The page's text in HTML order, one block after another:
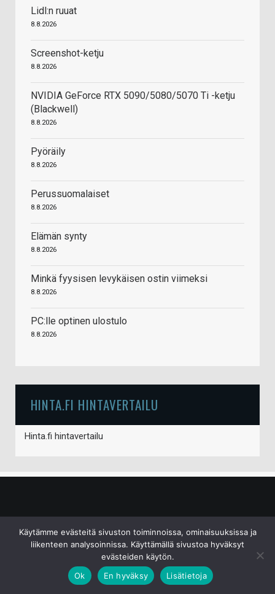
Lidl:n ruuat
8.8.2026
Screenshot-ketju
8.8.2026
NVIDIA GeForce RTX 5090/5080/5070 Ti -ketju
(Blackwell)
8.8.2026
Pyöräily
8.8.2026
Perussuomalaiset
8.8.2026
Elämän synty
8.8.2026
Minkä fyysisen levykäisen ostin viimeksi
8.8.2026
PC:lle optinen ulostulo
8.8.2026
HINTA.FI HINTAVERTAILU
Hinta.fi hintavertailu
Käytämme evästeitä sivuston toiminnoissa, ominaisuuksissa ja
liikenteen analysoinnissa. Käyttämällä sivustoa hyväksyt
evästeiden käytön.
Ok
En hyväksy Lisätietoja